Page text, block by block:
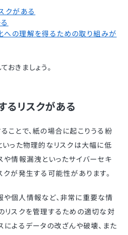
クがある
への理解を得るための取り組みが
おきましょう。
るリスクがある
ことで、紙の場合に起こりうる紛
いった物理的なリスクは大幅に低
や情報漏洩といったサイバーセキ
クが発生する可能性があります。
個人情報など、非常に重要な情
リスクを管理するための適切な対
によるデータの改ざんや破壊、また